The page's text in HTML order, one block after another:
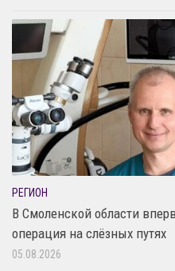
РЕГИОН
В Смоленской области
операция на слёзных путях
05.08.2026